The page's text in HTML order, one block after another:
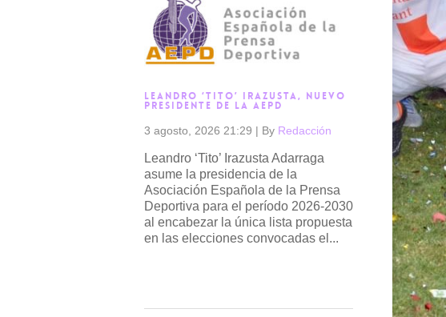
LEANDRO ‘TITO’ IRAZUSTA, NUEVO
PRESIDENTE DE LA AEPD
3 agosto, 2026 21:29 | By Redacción
Leandro ‘Tito’ Irazusta Adarraga
asume la presidencia de la
Asociación Española de la Prensa
Deportiva para el período 2026-2030
al encabezar la única lista propuesta
en las elecciones convocadas el...